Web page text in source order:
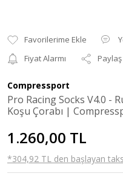
Fiyat Alarmı
Paylaş
Compressport
Pro Racing Socks V4.0 -
Koşu Çorabı |
1.260,00 TL
*304,92 TL den başlayan